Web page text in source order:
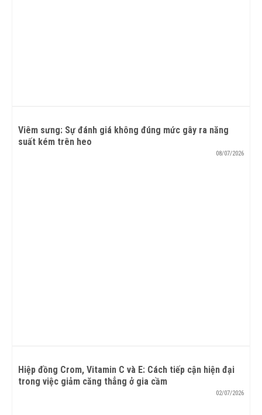
Viêm sưng: Sự đánh giá không đúng mức gây ra năng
suất kém trên heo
08/07/2026
Hiệp đồng Crom, Vitamin C và E: Cách tiếp cận hiện đại
trong việc giảm căng thẳng ở gia cầm
02/07/2026